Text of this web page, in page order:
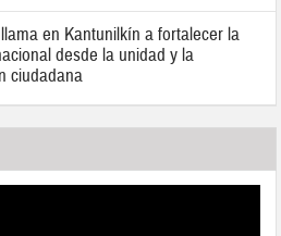
en Kantunilkín a fortalecer la
desde la unidad y la
ciudadana